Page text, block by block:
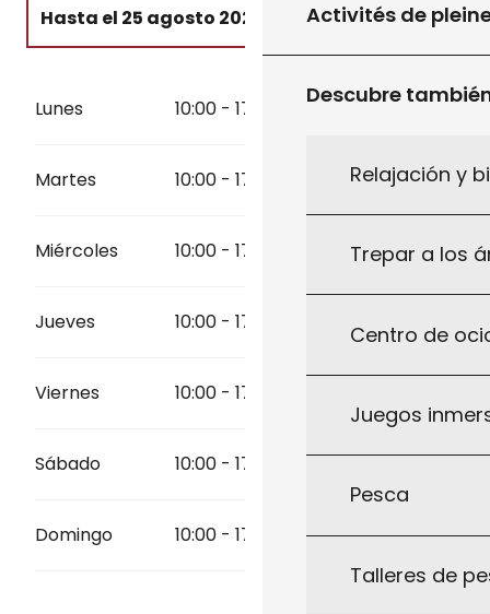
Activités de
Descubre
Relajación y
Trepar a los
Centro de
Juegos
Pesca
Talleres de
Hasta el 25 agosto 2026
Del 26 agosto 2026 al
Del1 octubre 2026al 31 octubre 2026
Lunes 10:00 - 17:45
Martes 10:00 - 17:45
Miércoles 10:00 - 17:45
Jueves 10:00 - 17:45
Viernes 10:00 - 17:45
Sábado 10:00 - 17:45
Domingo 10:00 - 17:45